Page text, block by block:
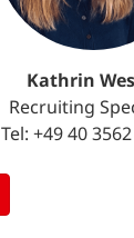
Kathrin
Recruiting
Tel: +49 40